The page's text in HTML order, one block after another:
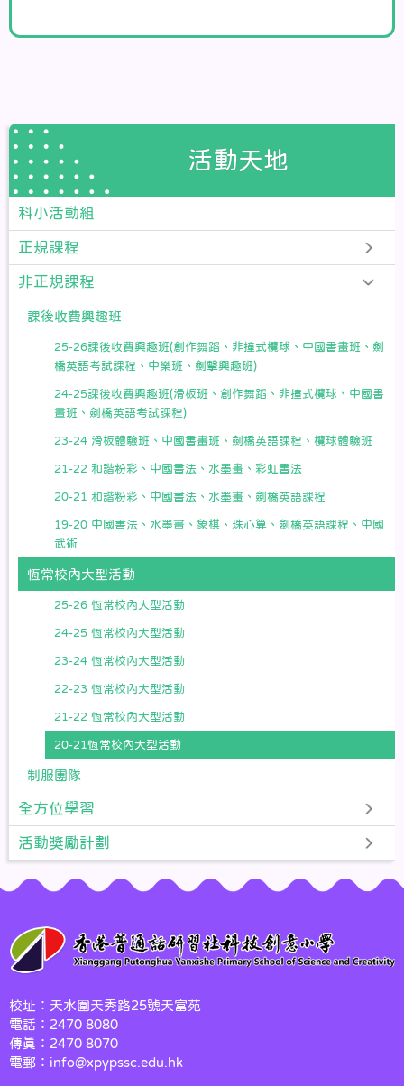
活動天地
科小活動組
正規課程
非正規課程
課後收費興趣班
25-26課後收費興趣班(創作舞蹈、非撞式欖球、中國書畫班、劍
橋英語考試課程、中樂班、劍擊興趣班)
24-25課後收費興趣班(滑板班、創作舞蹈、非撞式欖球、中國書
畫班、劍橋英語考試課程)
23-24 滑板體驗班、中國書畫班、劍橋英語課程、欖球體驗班
21-22 和諧粉彩、中國書法、水墨畫、彩虹書法
20-21 和諧粉彩、中國書法、水墨畫、劍橋英語課程
19-20 中國書法、水墨畫、象棋、珠心算、劍橋英語課程、中國
武術
恆常校內大型活動
25-26 恆常校內大型活動
24-25 恆常校內大型活動
23-24 恆常校內大型活動
22-23 恆常校內大型活動
21-22 恆常校內大型活動
20-21恆常校內大型活動
制服團隊
全方位學習
活動獎勵計劃
校址：天水圍天秀路25號天富苑
電話：2470 8080
傳真：2470 8070
電郵：info@xpypssc.edu.hk